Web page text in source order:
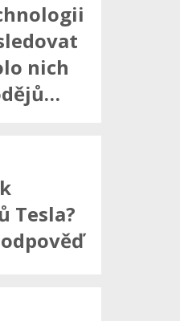
nich
Tesla?